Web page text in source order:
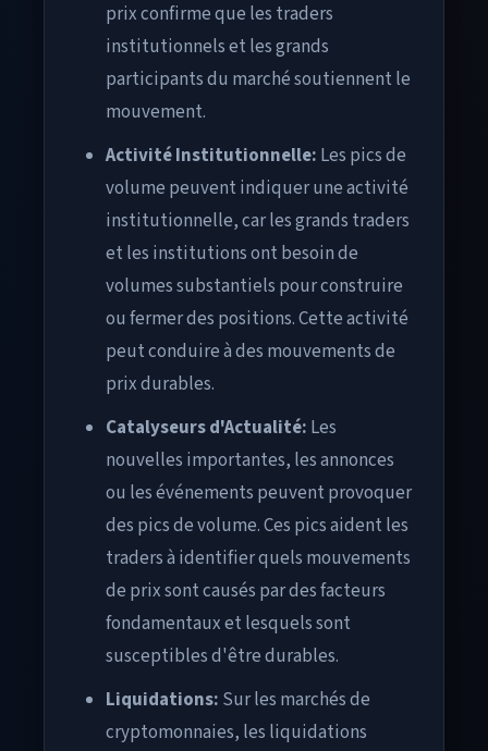
prix confirme que les traders
institutionnels et les grands
participants du marché soutiennent le
mouvement.
Activité Institutionnelle: Les pics de
volume peuvent indiquer une activité
institutionnelle, car les grands traders
et les institutions ont besoin de
volumes substantiels pour construire
ou fermer des positions. Cette activité
peut conduire à des mouvements de
prix durables.
Catalyseurs d'Actualité: Les
nouvelles importantes, les annonces
ou les événements peuvent provoquer
des pics de volume. Ces pics aident les
traders à identifier quels mouvements
de prix sont causés par des facteurs
fondamentaux et lesquels sont
susceptibles d'être durables.
Liquidations: Sur les marchés de
cryptomonnaies, les liquidations